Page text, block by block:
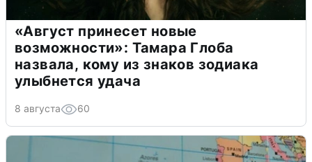
«Август принесет новые
возможности»: Тамара Глоба
назвала, кому из знаков зодиака
улыбнется удача
8 августа 60